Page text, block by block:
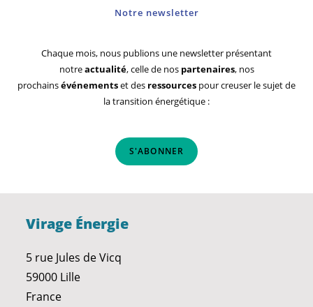
Notre newsletter
Chaque mois, nous publions une newsletter présentant
notreactualité, celle de nos partenaires, nos
prochainsévénementset des ressources pour creuser le sujet de
la transition énergétique :
S'ABONNER
Virage Énergie
5 rue Jules de Vicq
59000 Lille
France